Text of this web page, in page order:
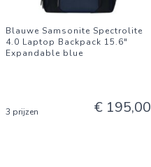
Blauwe Samsonite Spectrolite
4.0 Laptop Backpack 15.6"
Expandable blue
3 prijzen € 195,00